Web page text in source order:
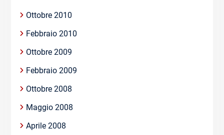
Ottobre 2010
Febbraio 2010
Ottobre 2009
Febbraio 2009
Ottobre 2008
Maggio 2008
Aprile 2008